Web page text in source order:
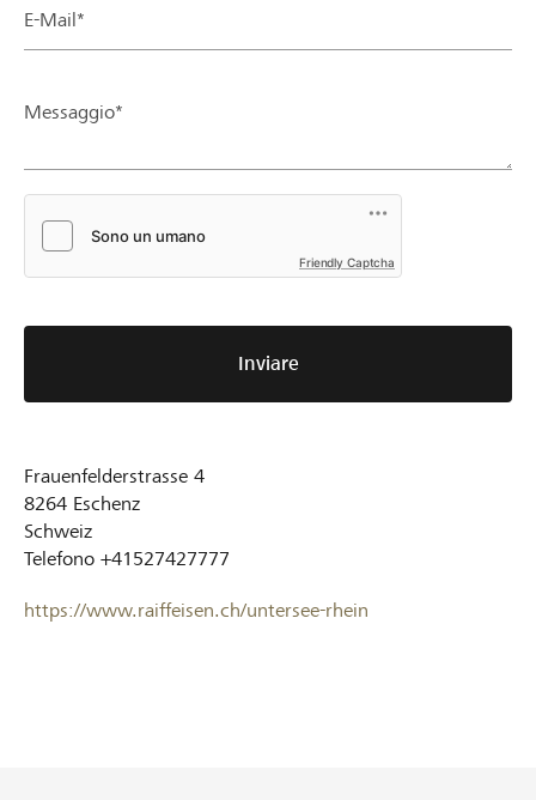
E-Mail*
Messaggio*
Friendly Captcha
Inviare
Frauenfelderstrasse 4
8264 Eschenz
Schweiz
Telefono +41527427777
https://www.raiffeisen.ch/untersee-rhein